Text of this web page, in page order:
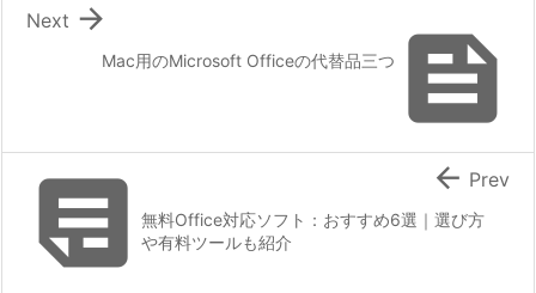

Mac用のMicrosoft Officeの代替品三つ

Next
無料Office対応ソフト：おすすめ6選｜選び方
や有料ツールも紹介
 Prev